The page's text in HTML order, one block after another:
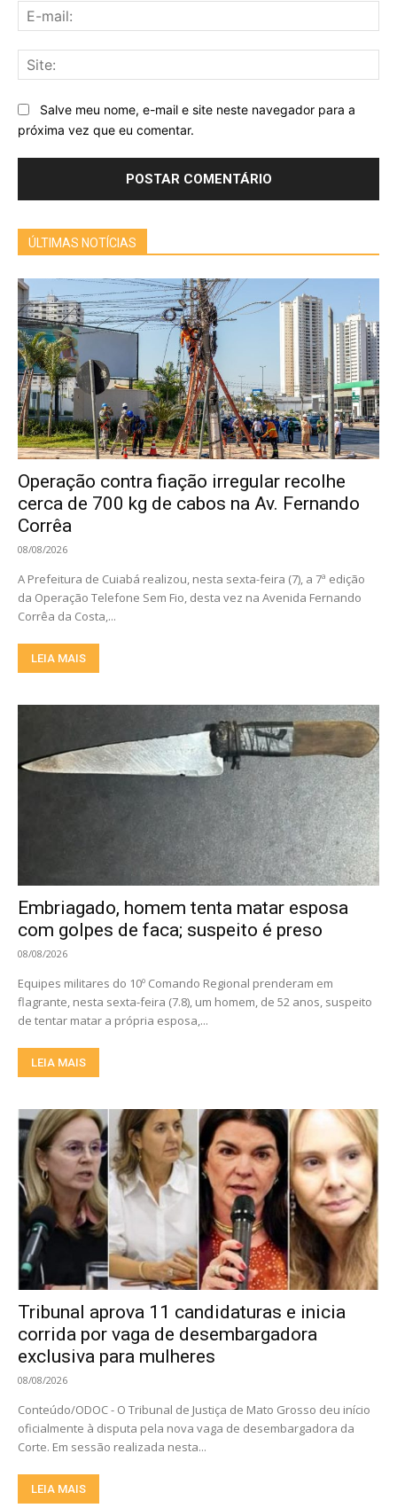
Salve meu nome, e-mail e site neste navegador para a
próxima vez que eu comentar.
ÚLTIMAS NOTÍCIAS
Operação contra fiação irregular recolhe
cerca de 700 kg de cabos na Av. Fernando
Corrêa
08/08/2026
A Prefeitura de Cuiabá realizou, nesta sexta-feira (7), a 7ª edição
da Operação Telefone Sem Fio, desta vez na Avenida Fernando
Corrêa da Costa,...
LEIA MAIS
Embriagado, homem tenta matar esposa
com golpes de faca; suspeito é preso
08/08/2026
Equipes militares do 10º Comando Regional prenderam em
flagrante, nesta sexta-feira (7.8), um homem, de 52 anos, suspeito
de tentar matar a própria esposa,...
LEIA MAIS
Tribunal aprova 11 candidaturas e inicia
corrida por vaga de desembargadora
exclusiva para mulheres
08/08/2026
Conteúdo/ODOC - O Tribunal de Justiça de Mato Grosso deu início
oficialmente à disputa pela nova vaga de desembargadora da
Corte. Em sessão realizada nesta...
LEIA MAIS